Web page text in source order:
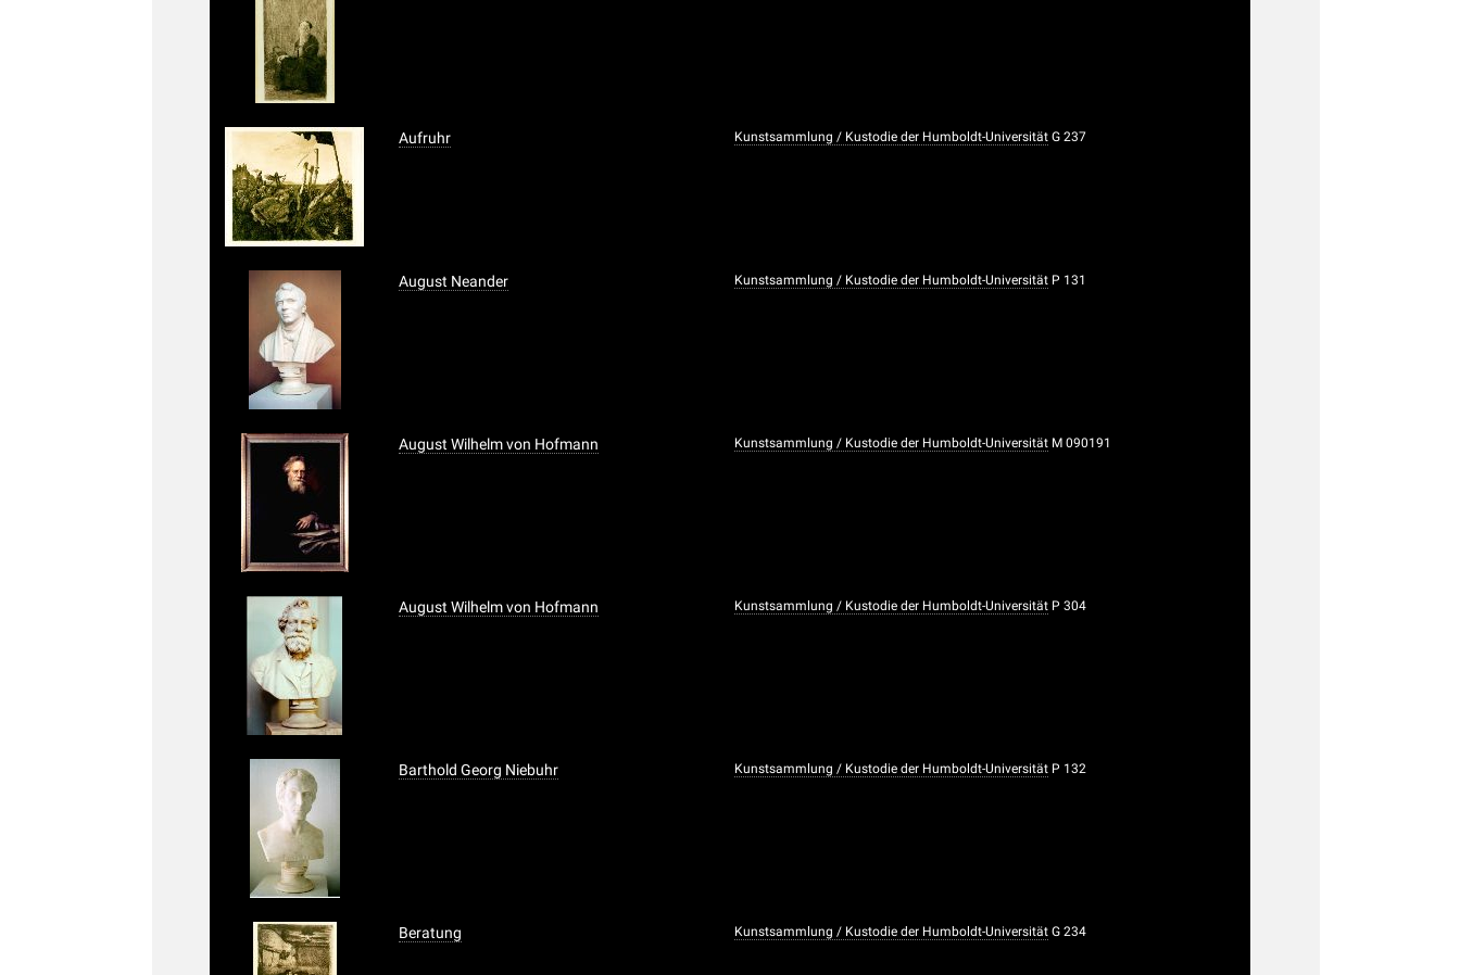
Aufruhr Kunstsammlung / Kustodie der Humboldt-Universität G 237
August Neander Kunstsammlung / Kustodie der Humboldt-Universität P 131
August Wilhelm von Hofmann Kunstsammlung / Kustodie der Humboldt-Universität M 090191
August Wilhelm von Hofmann Kunstsammlung / Kustodie der Humboldt-Universität P 304
Barthold Georg Niebuhr Kunstsammlung / Kustodie der Humboldt-Universität P 132
Beratung Kunstsammlung / Kustodie der Humboldt-Universität G 234